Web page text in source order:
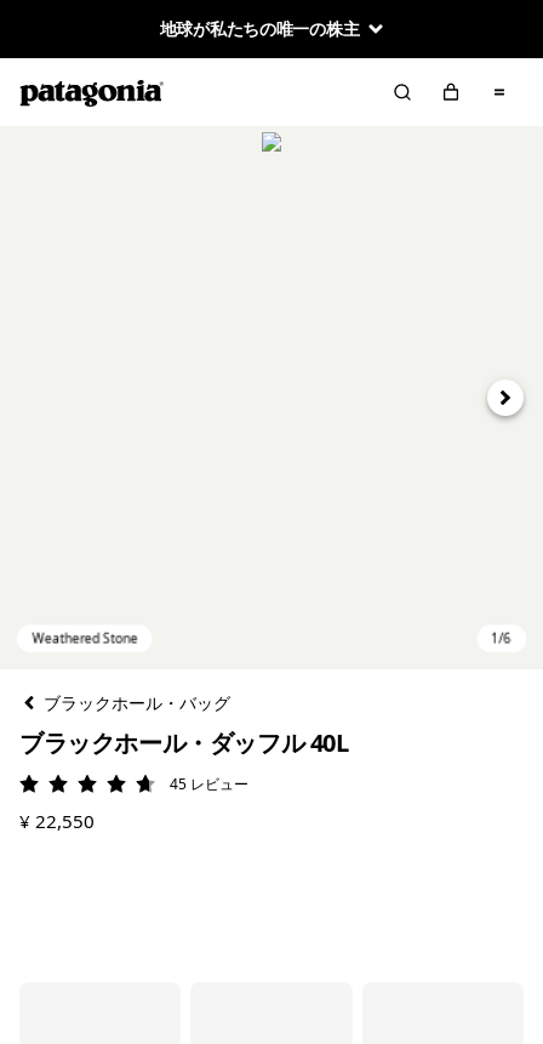
地球が私たちの唯一の株主
次へ
ブラックホール・バッグ
ブラックホール・ダッフル 40L
評価: 4.7 / 5
45 レビュー
¥ 22,550